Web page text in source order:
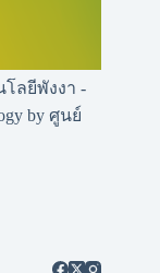
โลยีพังงา -
by ศูนย์